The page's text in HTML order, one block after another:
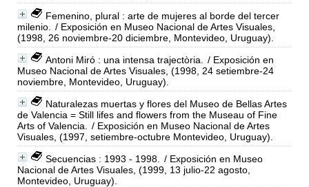
Femenino, plural : arte de mujeres al borde del tercer
milenio.
/ Exposición en Museo Nacional de Artes Visuales,
(1998, 26 noviembre-20 diciembre, Montevideo, Uruguay).
Antoni Miró : una intensa trajectòria.
/ Exposición en
Museo Nacional de Artes Visuales, (1998, 24 setiembre-24
noviembre, Montevideo, Uruguay).
Naturalezas muertas y flores del Museo de Bellas Artes
de Valencia = Still lifes and flowers from the Museau of Fine
Arts of Valencia.
/ Exposición en Museo Nacional de Artes
Visuales, (1997, setiembre-octubre Montevideo, Uruguay).
Secuencias : 1993 - 1998.
/ Exposición en Museo
Nacional de Artes Visuales, (1999, 13 julio-22 agosto,
Montevideo, Uruguay).